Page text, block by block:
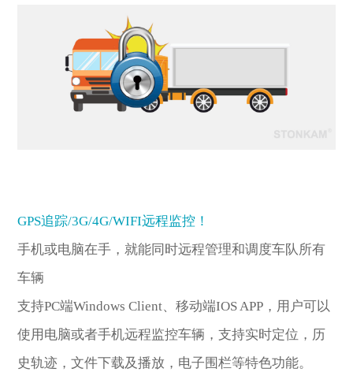
GPS追踪/3G/4G/WIFI远程监控！
手机或电脑在手，就能同时远程管理和调度车队所有
车辆
支持PC端Windows Client、移动端IOS APP，用户可以
使用电脑或者手机远程监控车辆，支持实时定位，历
史轨迹，文件下载及播放，电子围栏等特色功能。